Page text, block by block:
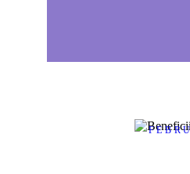
ABONAMENTE FLORI